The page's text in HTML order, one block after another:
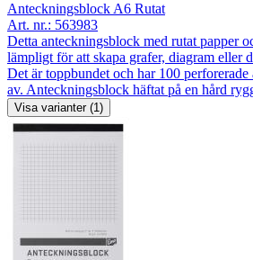
Anteckningsblock A6 Rutat
Art. nr.: 563983
Detta anteckningsblock med rutat papper
lämpligt för att skapa grafer, diagram eller
Det är toppbundet och har 100
av. Anteckningsblock häftat på en hård
Visa varianter (1)